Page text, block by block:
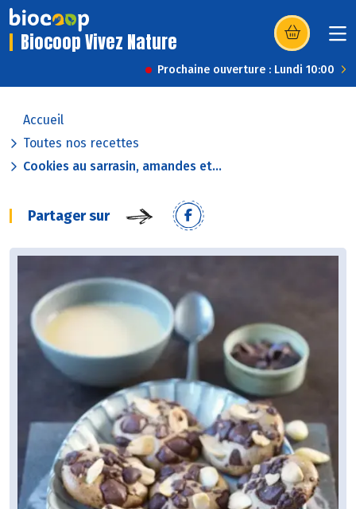
Biocoop Vivez Nature (s’ouvre dans
Prochaine ouverture : Lundi 10:00
Accueil
Toutes nos recettes
Cookies au sarrasin, amandes et...
Partager sur